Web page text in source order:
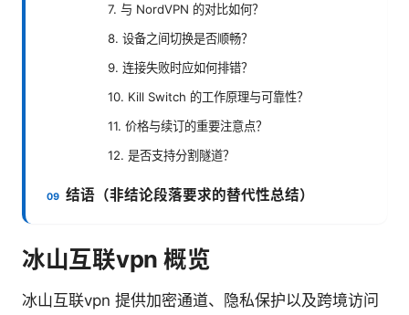
7. 与 NordVPN 的对比如何？
8. 设备之间切换是否顺畅？
9. 连接失败时应如何排错？
10. Kill Switch 的工作原理与可靠性？
11. 价格与续订的重要注意点？
12. 是否支持分割隧道？
结语（非结论段落要求的替代性总结）
冰山互联vpn 概览
冰山互联vpn 提供加密通道、隐私保护以及跨境访问